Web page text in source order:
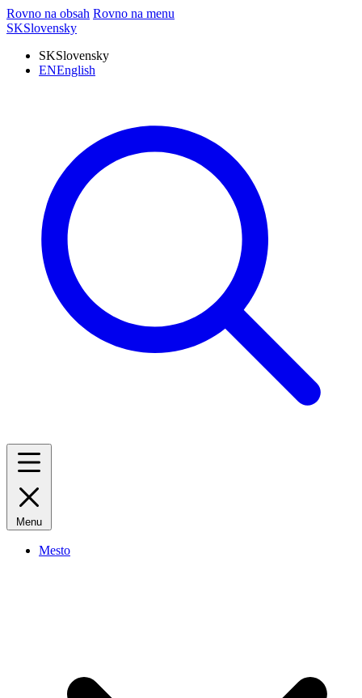
Rovno na obsah Rovno na menu
SKSlovensky
SKSlovensky
ENEnglish
Menu
Mesto